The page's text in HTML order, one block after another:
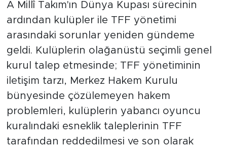
A Millî Takım'ın Dünya Kupası sürecinin
ardından kulüpler ile TFF yönetimi
arasındaki sorunlar yeniden gündeme
geldi. Kulüplerin olağanüstü seçimli genel
kurul talep etmesinde; TFF yönetiminin
iletişim tarzı, Merkez Hakem Kurulu
bünyesinde çözülemeyen hakem
problemleri, kulüplerin yabancı oyuncu
kuralındaki esneklik taleplerinin TFF
tarafından reddedilmesi ve son olarak